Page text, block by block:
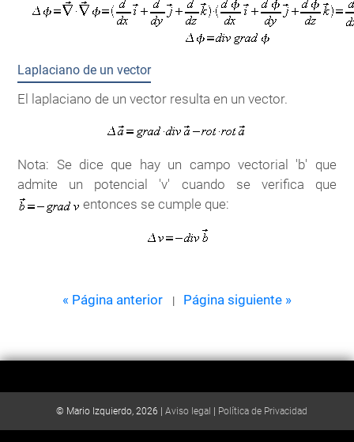
Laplaciano de un vector
El laplaciano de un vector resulta en un vector.
Nota: Se dice que hay un campo vectorial 'b' que
admite un potencial 'v' cuando se verifica que
entonces se cumple que:
« Página anterior | Página siguiente »
© Mario Izquierdo, 2026 | Aviso legal | Política de Privacidad